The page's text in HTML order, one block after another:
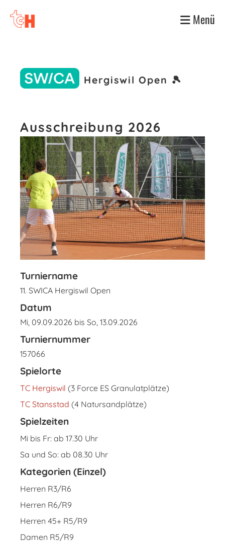
Menü
Hergiswil Open 🎾
Ausschreibung 2026
Turniername
11. SWICA Hergiswil Open
Datum
Mi, 09.09.2026 bis So, 13.09.2026
Turniernummer
157066
Spielorte
TC Hergiswil (3 Force ES Granulatplätze)
TC Stansstad (4 Natursandplätze)
Spielzeiten
Mi bis Fr: ab 17.30 Uhr
Sa und So: ab 08.30 Uhr
Kategorien (Einzel)
Herren R3/R6
Herren R6/R9
Herren 45+ R5/R9
Damen R5/R9